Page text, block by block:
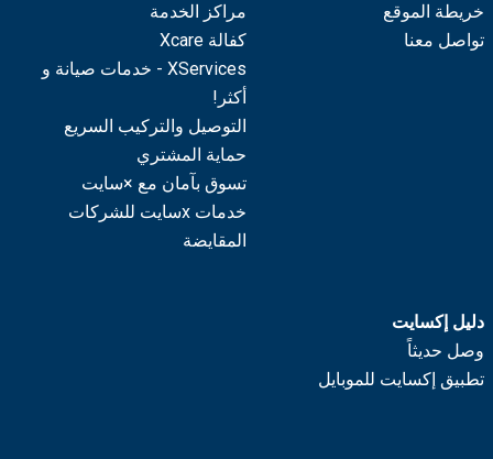
خريطة الموقع
تواصل معنا
مراكز الخدمة
كفالة Xcare
XServices - خدمات صيانة و
أكثر!
التوصيل والتركيب السريع
حماية المشتري
تسوق بآمان مع ×سايت
خدمات xسايت للشركات
المقايضة
دليل إكسايت
وصل حديثاً
تطبيق إكسايت للموبايل